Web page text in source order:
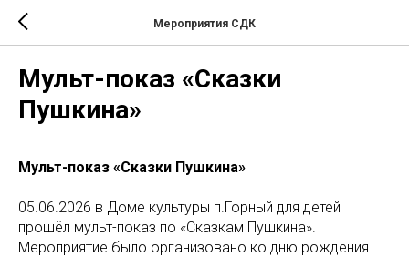
Мероприятия СДК
Мульт-показ «Сказки
Пушкина»
Мульт-показ «Сказки Пушкина»
05.06.2026 в Доме культуры п.Горный для детей
прошёл мульт-показ по «Сказкам Пушкина».
Мероприятие было организовано ко дню рождения